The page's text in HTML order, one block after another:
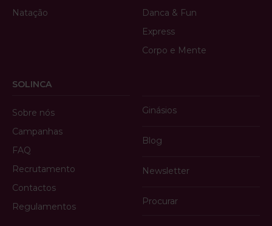
Natação
Danca & Fun
Express
Corpo e Mente
SOLINCA
Sobre nós
Campanhas
FAQ
Recrutamento
Contactos
Regulamentos
Ginásios
Blog
Newsletter
Procurar